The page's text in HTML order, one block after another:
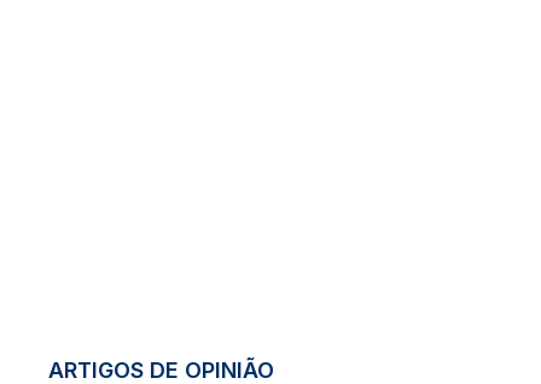
ARTIGOS DE OPINIÃO